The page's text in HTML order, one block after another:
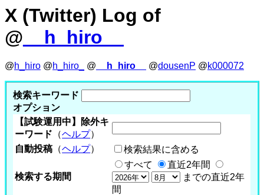
X (Twitter) Log of
@ __h_hiro__
@h_hiro @h_hiro_ @ __h_hiro__ @dousenP @k000072
検索キーワード
オプション
【試験運用中】除外キ
ーワード （ヘルプ）
自動投稿 （ヘルプ） 検索結果に含める
検索する期間
すべて
直近2年間
までの直近2年
間